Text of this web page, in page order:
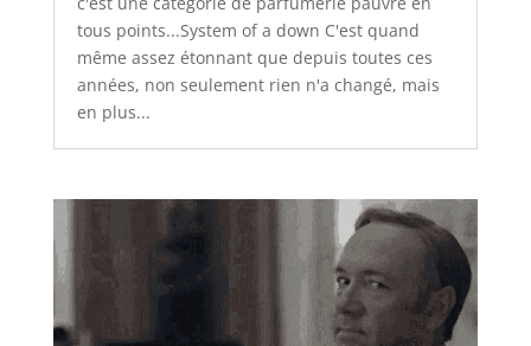
tous points...System of a down C'est quand
même assez étonnant que depuis toutes ces
années, non seulement rien n'a changé, mais
en plus...